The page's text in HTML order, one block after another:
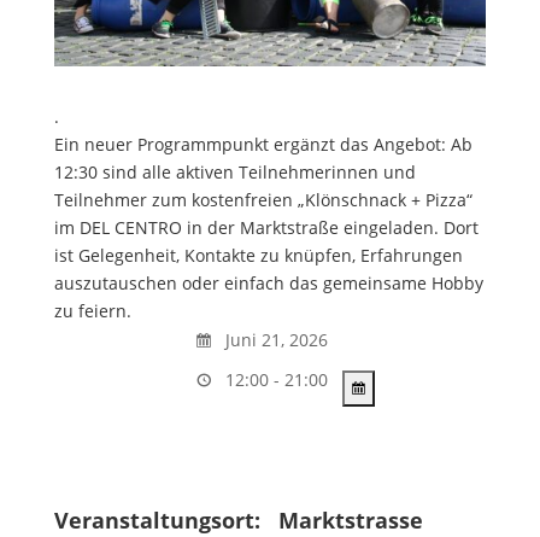
.
Ein neuer Programmpunkt ergänzt das Angebot: Ab
12:30 sind alle aktiven Teilnehmerinnen und
Teilnehmer zum kostenfreien „Klönschnack + Pizza“
im DEL CENTRO in der Marktstraße eingeladen. Dort
ist Gelegenheit, Kontakte zu knüpfen, Erfahrungen
auszutauschen oder einfach das gemeinsame Hobby
zu feiern.
Juni 21, 2026
12:00 - 21:00
Veranstaltungsort: Marktstrasse